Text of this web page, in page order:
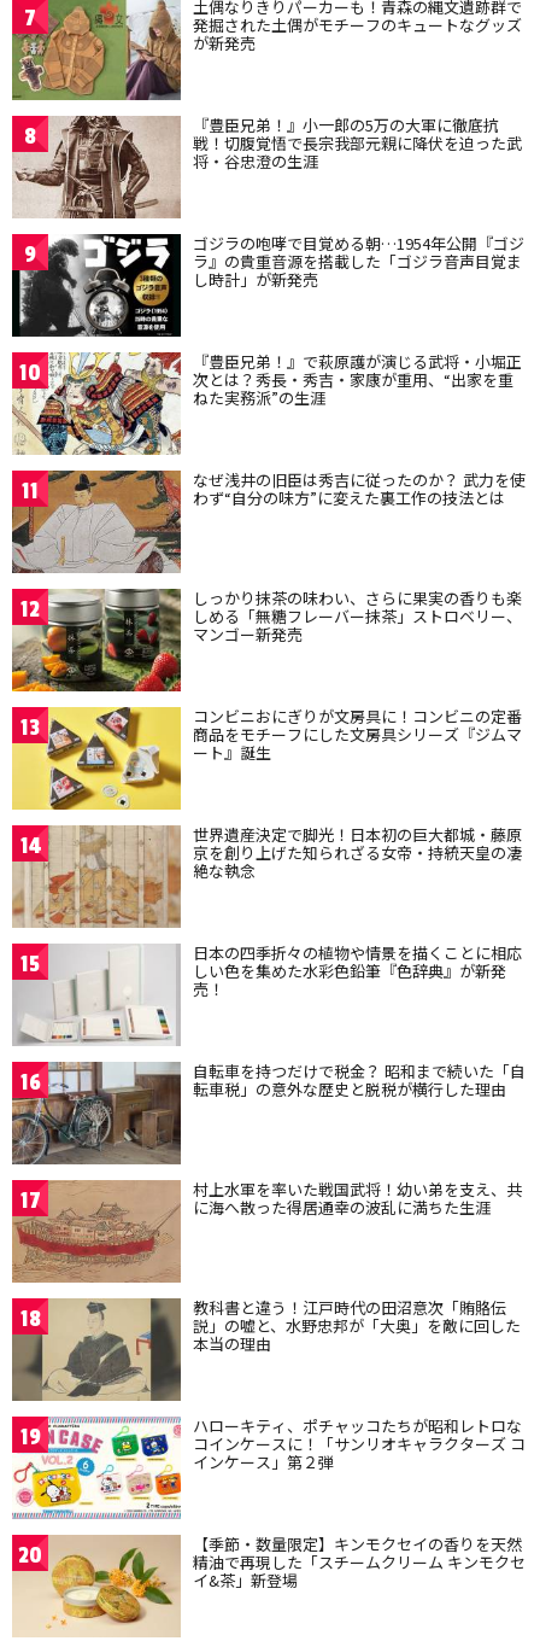
7 土偶なりきりパーカーも！青森の縄文遺跡群で
発掘された土偶がモチーフのキュートなグッズ
が新発売
8 『豊臣兄弟！』小一郎の5万の大軍に徹底抗
戦！切腹覚悟で長宗我部元親に降伏を迫った武
将・谷忠澄の生涯
9 ゴジラの咆哮で目覚める朝…1954年公開『ゴジ
ラ』の貴重音源を搭載した「ゴジラ音声目覚ま
し時計」が新発売
10 『豊臣兄弟！』で萩原護が演じる武将・小堀正
次とは？秀長・秀吉・家康が重用、“出家を重
ねた実務派”の生涯
11 なぜ浅井の旧臣は秀吉に従ったのか？ 武力を使
わず“自分の味方”に変えた裏工作の技法とは
12 しっかり抹茶の味わい、さらに果実の香りも楽
しめる「無糖フレーバー抹茶」ストロベリー、
マンゴー新発売
13 コンビニおにぎりが文房具に！コンビニの定番
商品をモチーフにした文房具シリーズ『ジムマ
ート』誕生
14 世界遺産決定で脚光！日本初の巨大都城・藤原
京を創り上げた知られざる女帝・持統天皇の凄
絶な執念
15 日本の四季折々の植物や情景を描くことに相応
しい色を集めた水彩色鉛筆『色辞典』が新発
売！
16 自転車を持つだけで税金？ 昭和まで続いた「自
転車税」の意外な歴史と脱税が横行した理由
17 村上水軍を率いた戦国武将！幼い弟を支え、共
に海へ散った得居通幸の波乱に満ちた生涯
18 教科書と違う！江戸時代の田沼意次「賄賂伝
説」の嘘と、水野忠邦が「大奥」を敵に回した
本当の理由
19 ハローキティ、ポチャッコたちが昭和レトロな
コインケースに！「サンリオキャラクターズ コ
インケース」第２弾
20 【季節・数量限定】キンモクセイの香りを天然
精油で再現した「スチームクリーム キンモクセ
イ&茶」新登場